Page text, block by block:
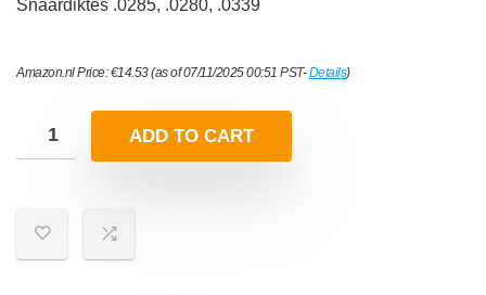
Snaardiktes .0285, .0280, .0339
Amazon.nl Price:€14.53(as of 07/11/2025 00:51 PST-Details)
ADD TO CART